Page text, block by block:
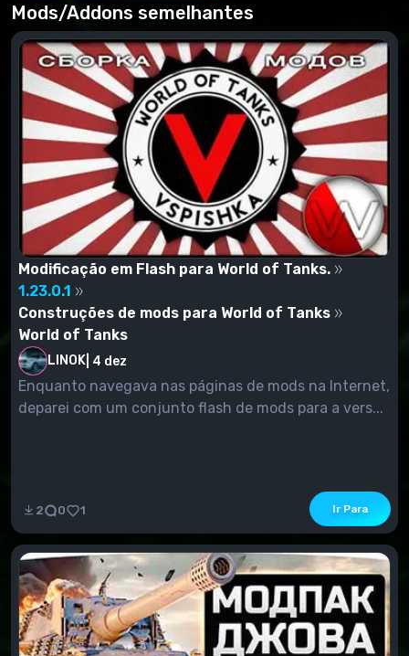
Mods/Addons semelhantes
Modificação em Flash para World of Tanks.
1.23.0.1
Construções de mods para World of Tanks
World of Tanks
LINOK 4 dez
Enquanto navegava nas páginas de mods na Internet,
deparei com um conjunto flash de mods para a vers...
2 0 1 Ir Para